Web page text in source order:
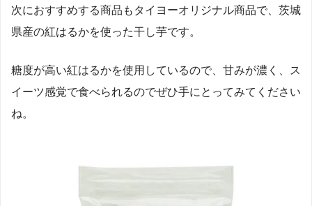
次におすすめする商品もタイヨーオリジナル商品で、茨城
県産の紅はるかを使った干し芋です。
糖度が高い紅はるかを使用しているので、甘みが濃く、ス
イーツ感覚で食べられるのでぜひ手にとってみてください
ね。